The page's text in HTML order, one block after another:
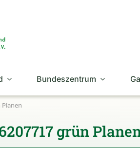
Bundeszentrum
Planen
grün